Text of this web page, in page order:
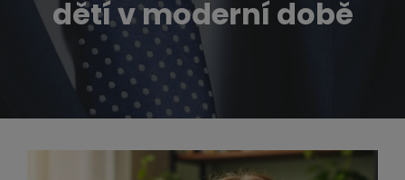
dětí v moderní době